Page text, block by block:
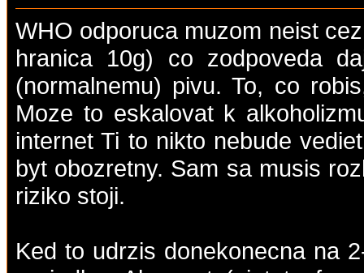
WHO odporuca muzom neist
hranica 10g) co zodpoveda
(normalnemu) pivu. To, co
Moze to eskalovat k
internet Ti to nikto nebude
byt obozretny. Sam sa musis
riziko stoji.
Ked to udrzis donekonecna na